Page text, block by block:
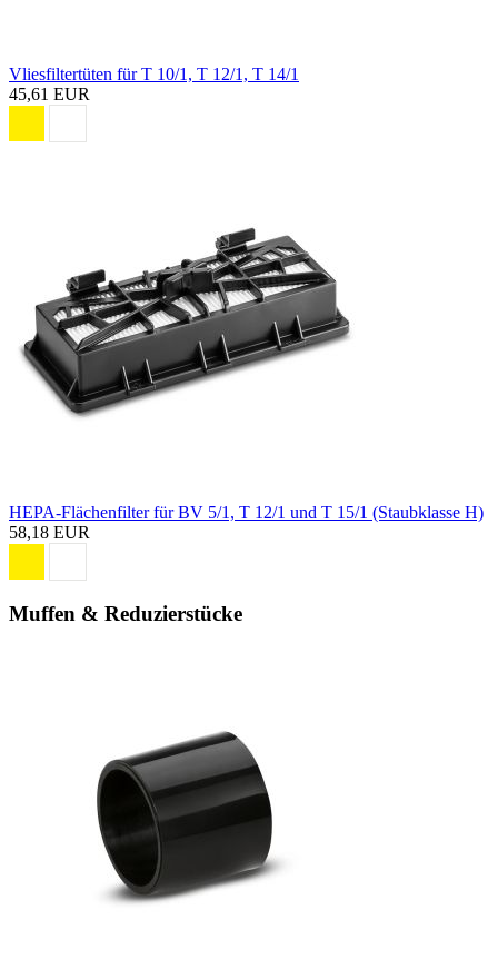
Vliesfiltertüten für T 10/1, T 12/1, T 14/1
45,61 EUR
HEPA-Flächenfilter für BV 5/1, T 12/1 und T 15/1 (Staubklasse H)
58,18 EUR
Muffen & Reduzierstücke